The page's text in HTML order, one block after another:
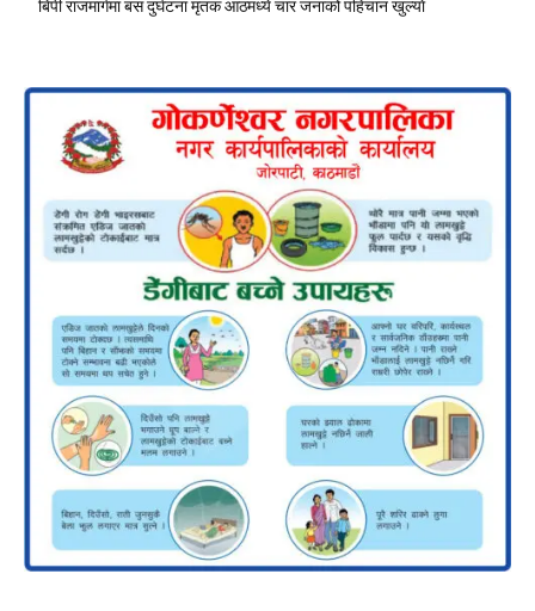
बिपी राजमार्गमा बस दुर्घटना मृतक आठमध्ये चार जनाको पहिचान खुल्याे